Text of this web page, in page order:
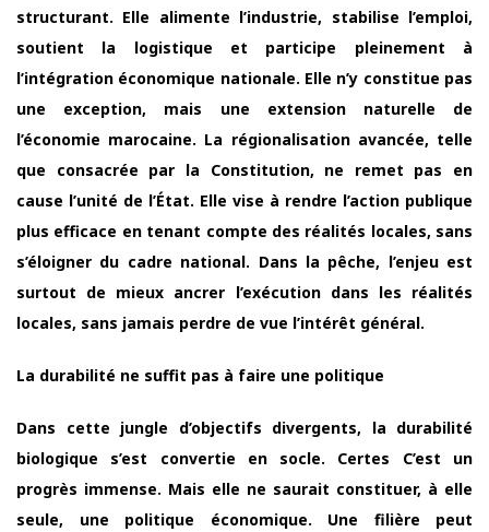
structurant. Elle alimente l’industrie, stabilise l’emploi,
soutient la logistique et participe pleinement à
l’intégration économique nationale. Elle n’y constitue pas
une exception, mais une extension naturelle de
l’économie marocaine. La régionalisation avancée, telle
que consacrée par la Constitution, ne remet pas en
cause l’unité de l’État. Elle vise à rendre l’action publique
plus efficace en tenant compte des réalités locales, sans
s’éloigner du cadre national. Dans la pêche, l’enjeu est
surtout de mieux ancrer l’exécution dans les réalités
locales, sans jamais perdre de vue l’intérêt général.
La durabilité ne suffit pas à faire une politique
Dans cette jungle d’objectifs divergents, la durabilité
biologique s’est convertie en socle. Certes C’est un
progrès immense. Mais elle ne saurait constituer, à elle
seule, une politique économique. Une filière peut